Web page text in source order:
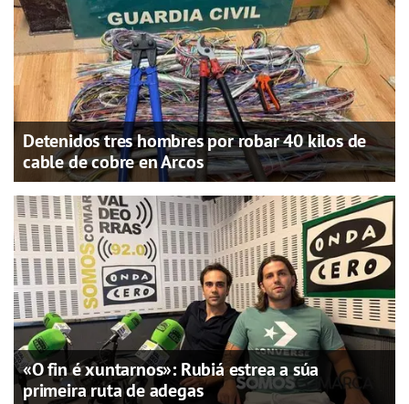
Detenidos tres hombres por robar 40 kilos de
cable de cobre en Arcos
«O fin é xuntarnos»: Rubiá estrea a súa
primeira ruta de adegas